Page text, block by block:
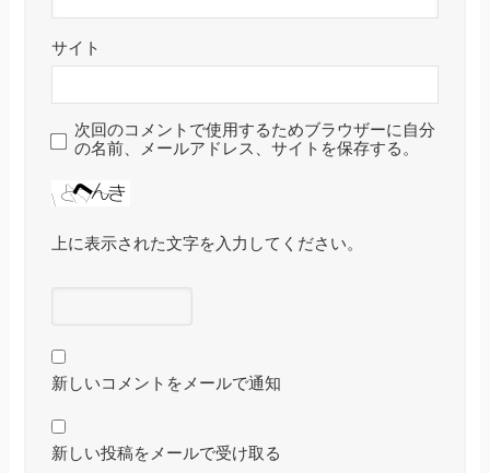
サイト
次回のコメントで使用するためブラウザーに自分
の名前、メールアドレス、サイトを保存する。
上に表示された文字を入力してください。
新しいコメントをメールで通知
新しい投稿をメールで受け取る